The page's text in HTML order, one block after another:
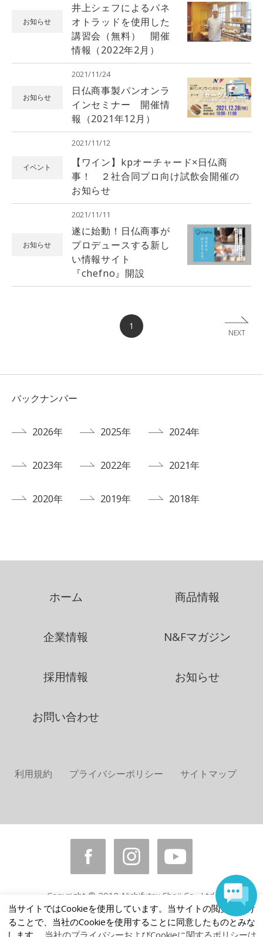
お知らせ
井上シェフによるパネ
オトラッドを使用した
講習会（無料） 開催
情報（2022年2月）
お知らせ
2021/11/24
日仏商事製パンオンラ
インセミナー 開催情
報（2021年12月）
イベント
2021/11/12
【ワイン】kpオーチャード×日仏商
事！ ２社合同プロ向け試飲会開催の
お知らせ
お知らせ
2021/11/11
遂に始動！日仏商事が
プロデュースする新し
い情報サイト
『chefno』開設
1
NEXT
バックナンバー
2026年 2025年 2024年
2023年 2022年 2021年
2020年 2019年 2018年
ホーム 商品情報
企業情報 N&Fマガジン
採用情報 お知らせ
お問い合わせ
利用規約 プライバシーポリシー サイトマップ
Copyright © 2018 Nichifutsu Shoji Co., Ltd.
All rights reserved.
当サイトではCookieを使用しています。当サイトの閲覧を続け
ることで、当社のCookieを使用することに同意したものとみな
します。 当社のプライバシーおよびCookieに関するポリシーは